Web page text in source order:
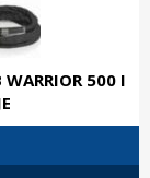
WARRIOR 500 I